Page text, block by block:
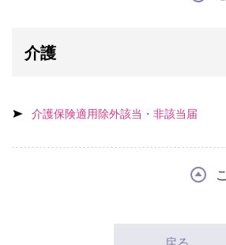
介護
介護保険適用除外該当・非該当届